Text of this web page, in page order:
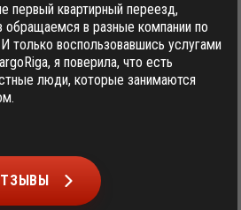
первый квартирный переезд,
обращаемся в разные компании по
только воспользовавшись услугами
я поверила, что есть
люди, которые занимаются